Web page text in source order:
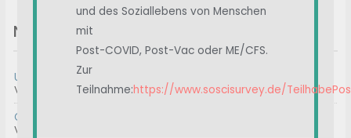
Neue Themen
Umfrage || Unterstützt Carolin
Von ,Vor 3 Tagen
Geeignete Gutachter für ME/CFS
Von
und des Soziallebens von Menschen
mit
Post-COVID, Post-Vac oder ME/CFS.
Zur
Teilnahme:https://www.soscisurvey.de/